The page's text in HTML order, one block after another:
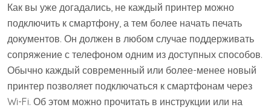
Как вы уже догадались, не каждый принтер можно
подключить к смартфону, а тем более начать печать
документов. Он должен в любом случае поддерживать
сопряжение с телефоном одним из доступных способов.
Обычно каждый современный или более-менее новый
принтер позволяет подключаться к смартфонам через
Wi-Fi. Об этом можно прочитать в инструкции или на